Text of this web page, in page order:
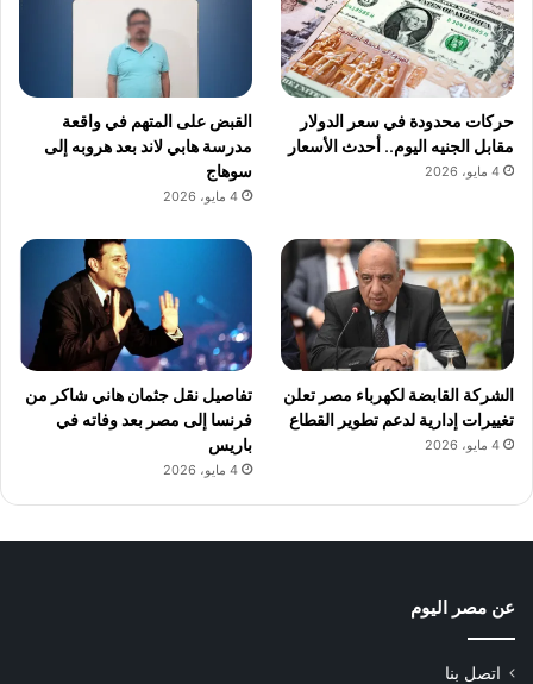
حركات محدودة في سعر الدولار
مقابل الجنيه اليوم.. أحدث الأسعار
4 مايو، 2026
القبض على المتهم في واقعة
مدرسة هابي لاند بعد هروبه إلى
سوهاج
4 مايو، 2026
الشركة القابضة لكهرباء مصر تعلن
تغييرات إدارية لدعم تطوير القطاع
4 مايو، 2026
تفاصيل نقل جثمان هاني شاكر من
فرنسا إلى مصر بعد وفاته في
باريس
4 مايو، 2026
عن مصر اليوم
اتصل بنا